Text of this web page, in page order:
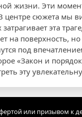
жизни. Эти
сюжета мы
эта
на поверхность,
под
«Закон и
эту
или призывом к